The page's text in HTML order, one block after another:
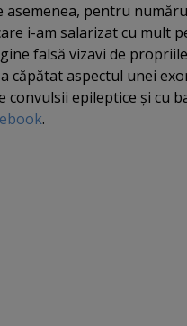
asemenea, pentru
i-am salarizat cu mult
falsă vizavi de
căpătat aspectul unei
convulsii epileptice şi cu
.